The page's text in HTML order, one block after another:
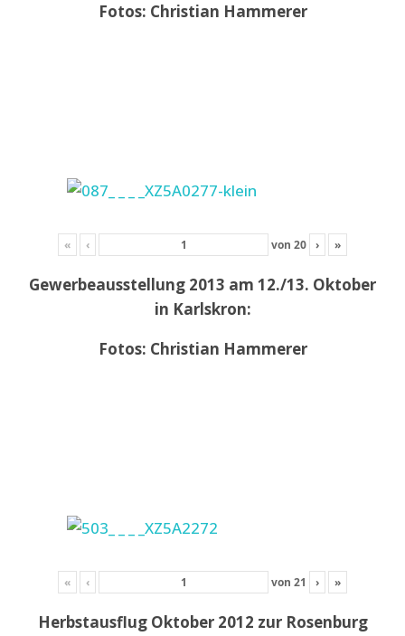
Fotos: Christian Hammerer
« ‹ von 20 › »
Gewerbeausstellung 2013 am 12./13. Oktober
in Karlskron:
Fotos: Christian Hammerer
« ‹ von 21 › »
Herbstausflug Oktober 2012 zur Rosenburg